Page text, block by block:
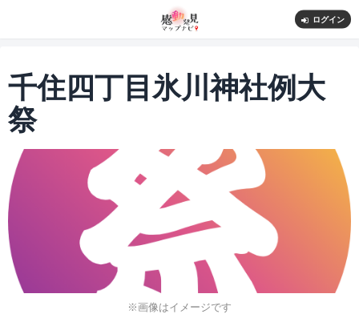
ログイン
千住四丁目氷川神社例大
祭
※画像はイメージです